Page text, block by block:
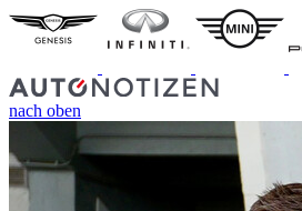
nach oben